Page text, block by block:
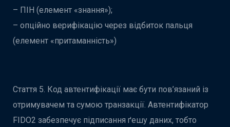
– ПІН (елемент «знання»);
– опційно верифікацію через відбиток пальця
(елемент «притаманність»)
Стаття 5. Код автентифікації має бути пов’язаний із
отримувачем та сумою транзакції. Автентифікатор
FIDO2 забезпечує підписання ґешу даних, тобто